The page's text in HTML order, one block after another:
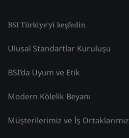
BSI Türkiye'yi keşfedin
Ulusal Standartlar Kuruluşu
BSI’da Uyum ve Etik
Modern Kölelik Beyanı
Müşterilerimiz ve İş Ortaklarımız